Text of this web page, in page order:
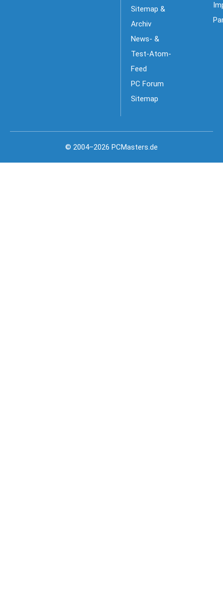
Sitemap &
Archiv
News- &
Test-Atom-
Feed
PC Forum
Sitemap
© 2004–2026 PCMasters.de